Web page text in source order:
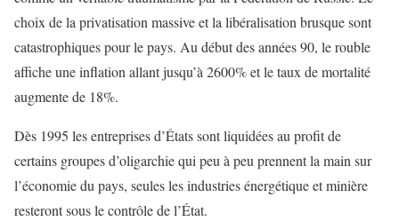
choix de la privatisation massive et la libéralisation brusque sont
catastrophiques pour le pays. Au début des années 90, le rouble
affiche une inflation allant jusqu’à 2600% et le taux de mortalité
augmente de 18%.
Dès 1995 les entreprises d’États sont liquidées au profit de
certains groupes d’oligarchie qui peu à peu prennent la main sur
l’économie du pays, seules les industries énergétique et minière
resteront sous le contrôle de l’État.